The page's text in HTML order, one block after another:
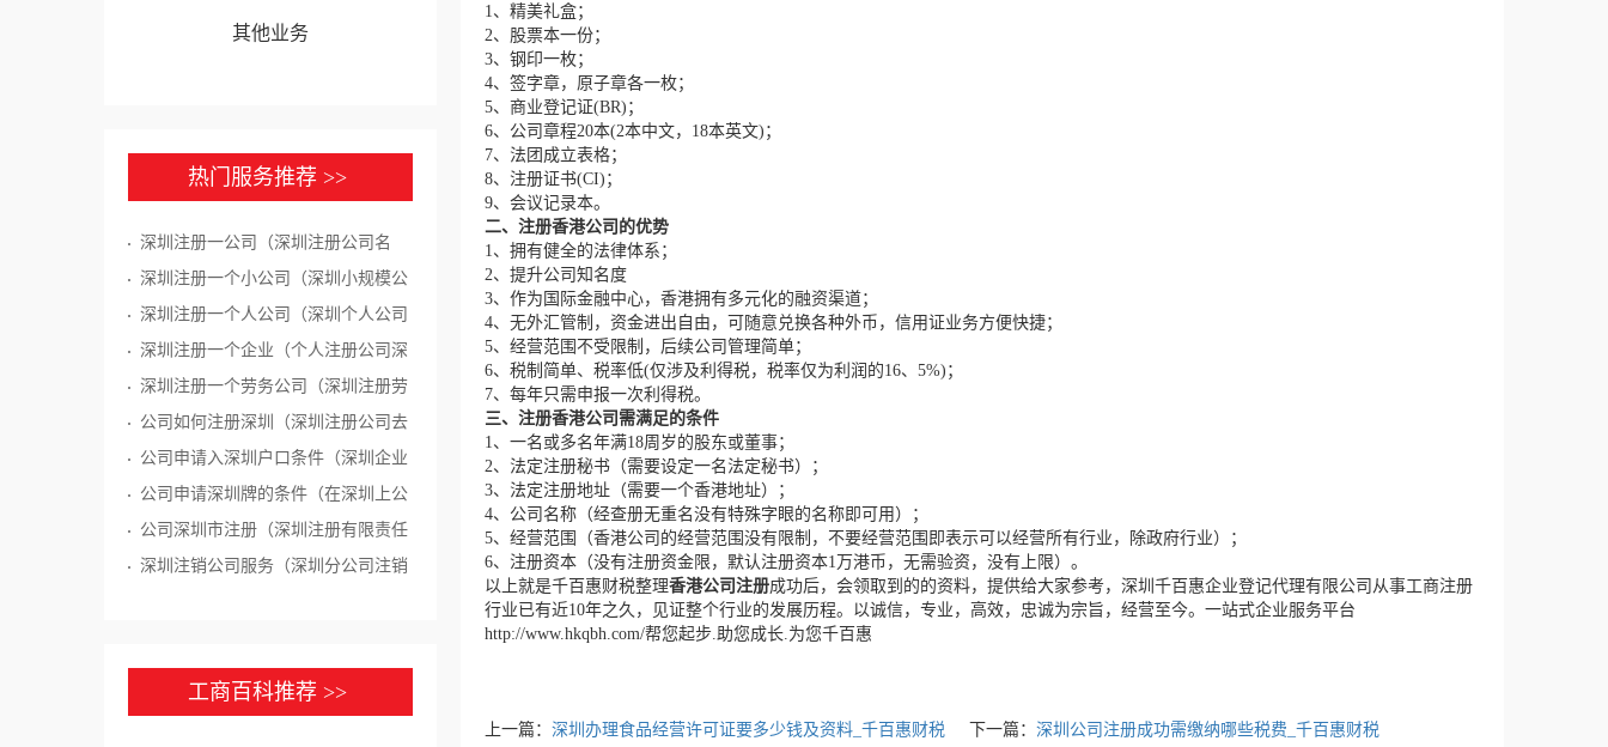
其他业务
热门服务推荐 >>
深圳注册一公司（深圳注册公司名
称）
深圳注册一个小公司（深圳小规模公
司注册）
深圳注册一个人公司（深圳个人公司
怎么注册）
深圳注册一个企业（个人注册公司深
圳）
深圳注册一个劳务公司（深圳注册劳
务派遣公司）
公司如何注册深圳（深圳注册公司去
哪里注册）
公司申请入深圳户口条件（深圳企业
法人入户条件）
公司申请深圳牌的条件（在深圳上公
司牌有什么条件）
公司深圳市注册（深圳注册有限责任
公司）
深圳注销公司服务（深圳分公司注销
工商百科推荐 >>
1、精美礼盒；
2、股票本一份；
3、钢印一枚；
4、签字章，原子章各一枚；
5、商业登记证(BR)；
6、公司章程20本(2本中文，18本英文)；
7、法团成立表格；
8、注册证书(CI)；
9、会议记录本。
二、 注册香港公司的优势
1、拥有健全的法律体系；
2、提升公司知名度
3、作为国际金融中心，香港拥有多元化的融资渠道；
4、无外汇管制，资金进出自由，可随意兑换各种外币，信用证业务方便快捷；
5、经营范围不受限制，后续公司管理简单；
6、税制简单、税率低(仅涉及利得税，税率仅为利润的16、5%)；
7、每年只需申报一次利得税。
三、 注册香港公司需满足的条件
1、一名或多名年满18周岁的股东或董事；
2、法定注册秘书（需要设定一名法定秘书）；
3、法定注册地址（需要一个香港地址）；
4、公司名称（经查册无重名没有特殊字眼的名称即可用）；
5、经营范围（香港公司的经营范围没有限制，不要经营范围即表示可以经营所有行业，除政府行业）；
6、注册资本（没有注册资金限，默认注册资本1万港币，无需验资，没有上限）。
以上就是千百惠财税整理香港公司注册成功后，会领取到的的资料，提供给大家参考，深圳千百惠企业登记代理有限公司从事工商注册
行业已有近10年之久，见证整个行业的发展历程。以诚信，专业，高效，忠诚为宗旨，经营至今。一站式企业服务平台
http://www.hkqbh.com/帮您起步.助您成长.为您千百惠
上一篇： 深圳办理食品经营许可证要多少钱及资料_千百惠财税下一篇： 深圳公司注册成功需缴纳哪些税费_千百惠财税